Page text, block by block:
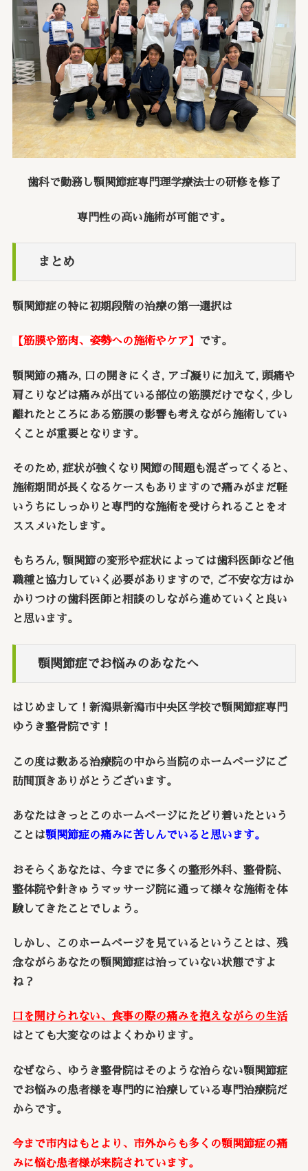
歯科で勤務し顎関節症専門理学療法士の研修を修了
専門性の高い施術が可能です。
まとめ
顎関節症の特に初期段階の治療の第一選択は
【筋膜や筋肉、姿勢への施術やケア】 です。
顎関節の痛み, 口の開きにくさ, アゴ凝りに加えて, 頭痛や
肩こりなどは痛みが出ている部位の筋膜だけでなく, 少し
離れたところにある筋膜の影響も考えながら施術してい
くことが重要となります。
そのため, 症状が強くなり関節の問題も混ざってくると、
施術期間が長くなるケースもありますので痛みがまだ軽
いうちにしっかりと専門的な施術を受けられることをオ
ススメいたします。
もちろん, 顎関節の変形や症状によっては歯科医師など他
職種と協力していく必要がありますので, ご不安な方はか
かりつけの歯科医師と相談のしながら進めていくと良い
と思います。
顎関節症でお悩みのあなたへ
はじめまして！新潟県新潟市中央区学校で顎関節症専門
ゆうき整骨院です！
この度は数ある治療院の中から当院のホームページにご
訪問頂きありがとうございます。
あなたはきっとこのホームページにたどり着いたという
ことは顎関節症の痛みに苦しんでいると思います。
おそらくあなたは、今までに多くの整形外科、整骨院、
整体院や針きゅうマッサージ院に通って様々な施術を体
験してきたことでしょう。
しかし、このホームページを見ているということは、残
念ながらあなたの顎関節症は治っていない状態ですよ
ね？
口を開けられない、食事の際の痛みを抱えながらの生活
はとても大変なのはよくわかります。
なぜなら、ゆうき整骨院はそのような治らない顎関節症
でお悩みの患者様を専門的に治療している専門治療院だ
からです。
今まで市内はもとより、市外からも多くの顎関節症の痛
みに悩む患者様が来院されています。